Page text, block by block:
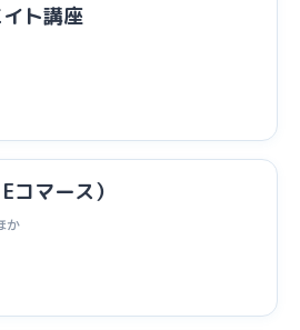
ト講座
コマース）
か